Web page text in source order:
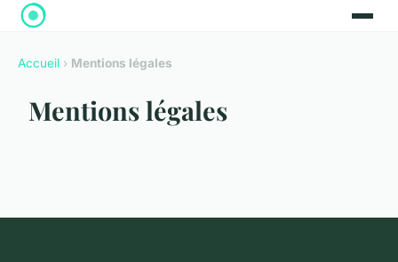
Accueil › Mentions légales
Mentions légales